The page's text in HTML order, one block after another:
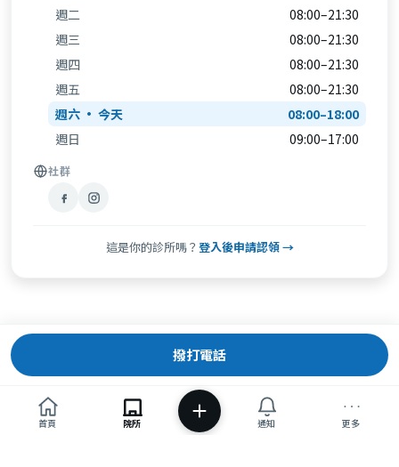
週二
08:00–21:30
週三
08:00–21:30
週四
08:00–21:30
週五
08:00–21:30
週六
08:00–18:00
週日
09:00–17:00
社群
這是你的診所嗎？ 登入後申請認領 →
撥打電話
首頁 院所 通知 更多